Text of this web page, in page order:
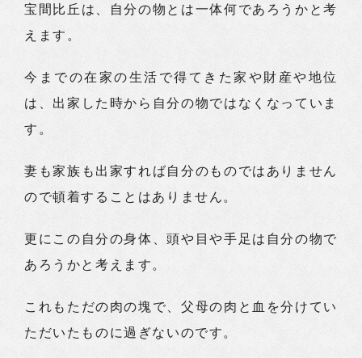
宝間比丘は、自分の物とは一体何であろうかと考
えます。
今までの在家の生活で得てきた家や財産や地位
は、出家した時から自分の物ではなくなっていま
す。
妻も家族も出家すれば自分のものではありません
ので頓着することはありません。
更にこの自分の身体、頭や目や手足は自分の物で
あろうかと考えます。
これもただの肉の塊で、父母の肉と血を分けてい
ただいたものに過ぎないのです。